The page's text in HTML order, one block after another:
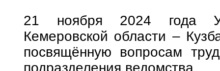
21 ноября 2024 года
Кемеровской области –
посвящённую вопросам
подразделения ведомства.